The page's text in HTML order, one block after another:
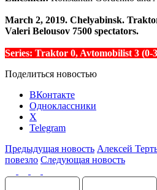
March 2, 2019. Chelyabinsk.
Valeri Belousov 7500 spectators.
Series: Traktor 0, Avtomobilist 3 (0-
Поделиться новостью
ВКонтакте
Одноклассники
X
Telegram
Предыдущая новость Алексей
повезло Следующая новость